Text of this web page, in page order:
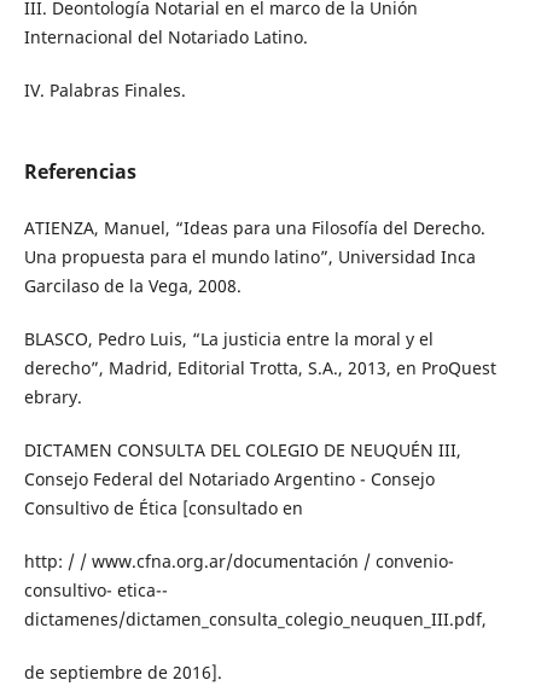
III. Deontología Notarial en el marco de la Unión
Internacional del Notariado Latino.
IV. Palabras Finales.
Referencias
ATIENZA, Manuel, “Ideas para una Filosofía del Derecho.
Una propuesta para el mundo latino”, Universidad Inca
Garcilaso de la Vega, 2008.
BLASCO, Pedro Luis, “La justicia entre la moral y el
derecho”, Madrid, Editorial Trotta, S.A., 2013, en ProQuest
ebrary.
DICTAMEN CONSULTA DEL COLEGIO DE NEUQUÉN III,
Consejo Federal del Notariado Argentino - Consejo
Consultivo de Ética [consultado en
http: / / www.cfna.org.ar/documentación / convenio-
consultivo- etica--
dictamenes/dictamen_consulta_colegio_neuquen_III.pdf,
de septiembre de 2016].